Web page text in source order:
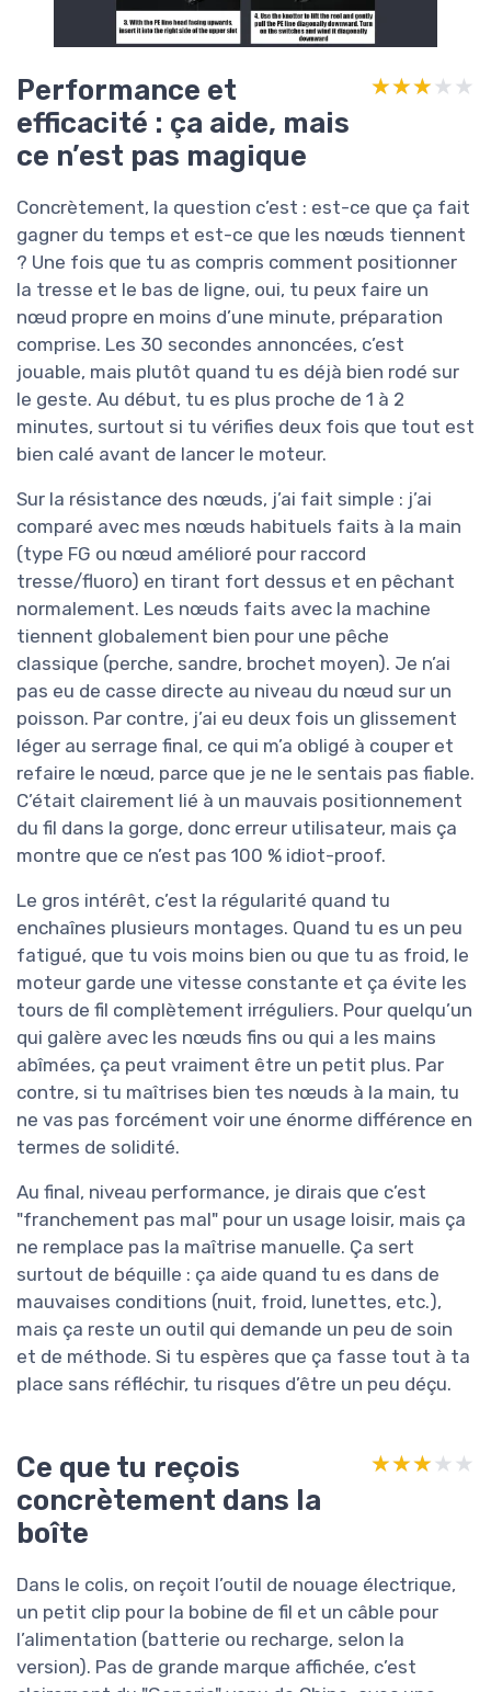
Performance et
efficacité : ça aide, mais
ce n’est pas magique
★★★★★
★★★★★
Concrètement, la question c’est : est-ce que ça fait
gagner du temps et est-ce que les nœuds tiennent
? Une fois que tu as compris comment positionner
la tresse et le bas de ligne, oui, tu peux faire un
nœud propre en moins d’une minute, préparation
comprise. Les 30 secondes annoncées, c’est
jouable, mais plutôt quand tu es déjà bien rodé sur
le geste. Au début, tu es plus proche de 1 à 2
minutes, surtout si tu vérifies deux fois que tout est
bien calé avant de lancer le moteur.
Sur la résistance des nœuds, j’ai fait simple : j’ai
comparé avec mes nœuds habituels faits à la main
(type FG ou nœud amélioré pour raccord
tresse/fluoro) en tirant fort dessus et en pêchant
normalement. Les nœuds faits avec la machine
tiennent globalement bien pour une pêche
classique (perche, sandre, brochet moyen). Je n’ai
pas eu de casse directe au niveau du nœud sur un
poisson. Par contre, j’ai eu deux fois un glissement
léger au serrage final, ce qui m’a obligé à couper et
refaire le nœud, parce que je ne le sentais pas fiable.
C’était clairement lié à un mauvais positionnement
du fil dans la gorge, donc erreur utilisateur, mais ça
montre que ce n’est pas 100 % idiot-proof.
Le gros intérêt, c’est la régularité quand tu
enchaînes plusieurs montages. Quand tu es un peu
fatigué, que tu vois moins bien ou que tu as froid, le
moteur garde une vitesse constante et ça évite les
tours de fil complètement irréguliers. Pour quelqu’un
qui galère avec les nœuds fins ou qui a les mains
abîmées, ça peut vraiment être un petit plus. Par
contre, si tu maîtrises bien tes nœuds à la main, tu
ne vas pas forcément voir une énorme différence en
termes de solidité.
Au final, niveau performance, je dirais que c’est
"franchement pas mal" pour un usage loisir, mais ça
ne remplace pas la maîtrise manuelle. Ça sert
surtout de béquille : ça aide quand tu es dans de
mauvaises conditions (nuit, froid, lunettes, etc.),
mais ça reste un outil qui demande un peu de soin
et de méthode. Si tu espères que ça fasse tout à ta
place sans réfléchir, tu risques d’être un peu déçu.
Ce que tu reçois
concrètement dans la
boîte
★★★★★
★★★★★
Dans le colis, on reçoit l’outil de nouage électrique,
un petit clip pour la bobine de fil et un câble pour
l’alimentation (batterie ou recharge, selon la
version). Pas de grande marque affichée, c’est